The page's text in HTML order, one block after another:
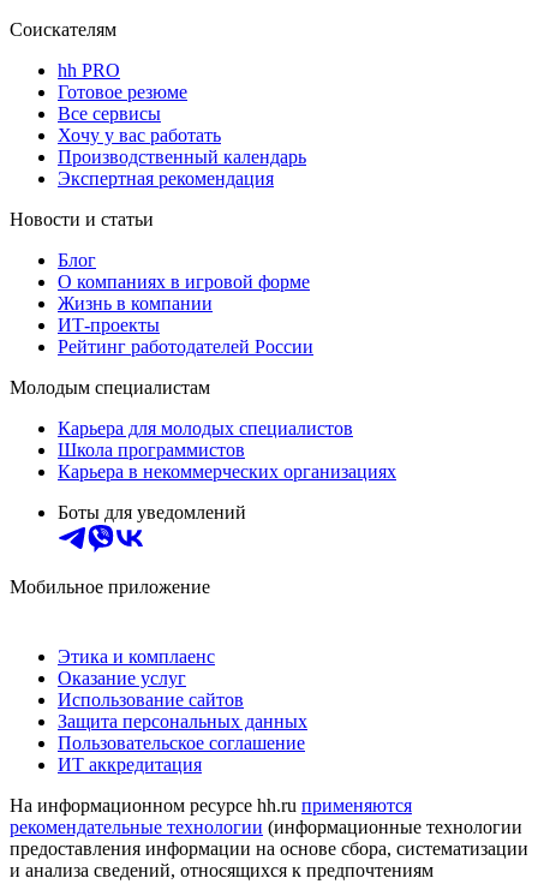
Соискателям
hh PRO
Готовое резюме
Все сервисы
Хочу у вас работать
Производственный календарь
Экспертная рекомендация
Новости и статьи
Блог
О компаниях в игровой форме
Жизнь в компании
ИТ-проекты
Рейтинг работодателей России
Молодым специалистам
Карьера для молодых специалистов
Школа программистов
Карьера в некоммерческих организациях
Боты для уведомлений
Мобильное приложение
Этика и комплаенс
Оказание услуг
Использование сайтов
Защита персональных данных
Пользовательское соглашение
ИТ аккредитация
На информационном ресурсе hh.ru применяются
рекомендательные технологии (информационные технологии
предоставления информации на основе сбора, систематизации
и анализа сведений, относящихся к предпочтениям